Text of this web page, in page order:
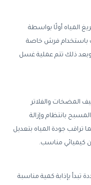
المياه أولًا بواسطة
باستخدام فرش خاصة
ذلك تتم عملية غسل
المضخات والفلاتر
بانتظام وإزالة
تراقب جودة المياه بتعديل
كيميائي مناسب.
تبدأ بإذابة كمية مناسبة